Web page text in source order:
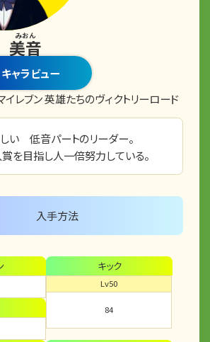
美音
みおん
キャラビュー
イレブン 英雄たちのヴィクトリーロード
い 低音パートのリーダー。
を目指し人一倍努力している。
入手方法
キック
Lv50
84